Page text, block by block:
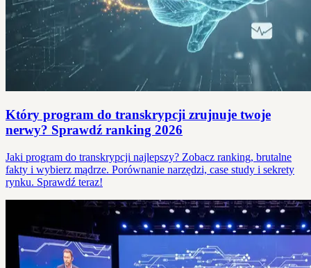
Który program do transkrypcji zrujnuje twoje
nerwy? Sprawdź ranking 2026
Jaki program do transkrypcji najlepszy? Zobacz ranking, brutalne
fakty i wybierz mądrze. Porównanie narzędzi, case study i sekrety
rynku. Sprawdź teraz!